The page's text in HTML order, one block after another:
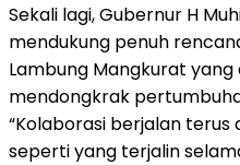
Sekali lagi, Gubernur H
mendukung penuh
Lambung Mangkurat
mendongkrak
“Kolaborasi berjalan
seperti yang terjalin